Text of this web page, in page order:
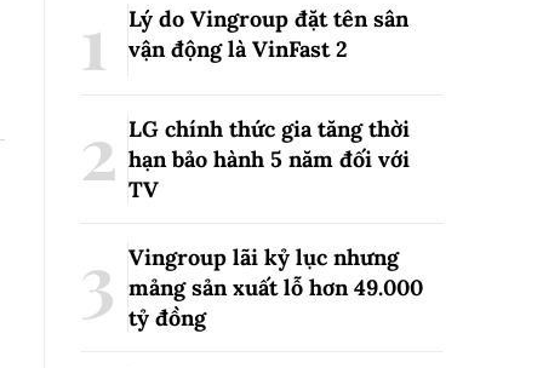
Lý do Vingroup đặt tên sân
vận động là VinFast2
LG chính thức gia tăng thời
hạn bảo hành 5 năm đối với
TV
Vingroup lãi kỷ lục nhưng
mảng sản xuất lỗ hơn 49.000
tỷ đồng